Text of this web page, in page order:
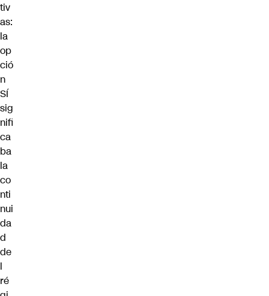
tiv
as:
la
op
ció
n
SÍ
sig
nifi
ca
ba
la
co
nti
nui
da
d
de
l
ré